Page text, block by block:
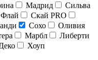
Мадрид
Сильва
Флай
Скай PRO
Сохо
Оливия
Марбл
Либерти
Хоуп